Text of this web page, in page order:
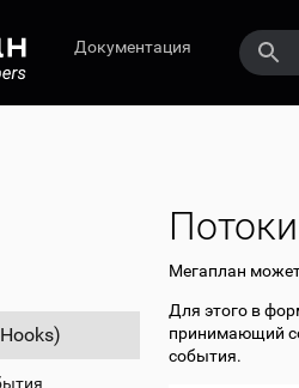
Документация
Мегаплан
Для этого в
принимающий
события.